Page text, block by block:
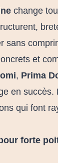
change
sans
et
, Prima
en succès.
qui font
forte